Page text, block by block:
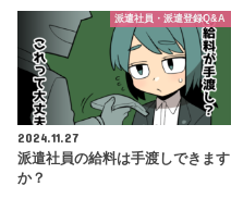
派遣社員・派遣登録Q&A
2024.11.27
派遣社員の給料は手渡しできます
か？